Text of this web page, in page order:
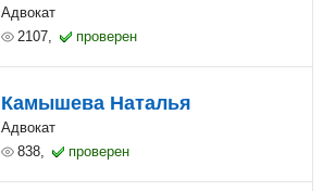
Адвокат
2107,
проверен
Камышева Наталья
Адвокат
838,
проверен